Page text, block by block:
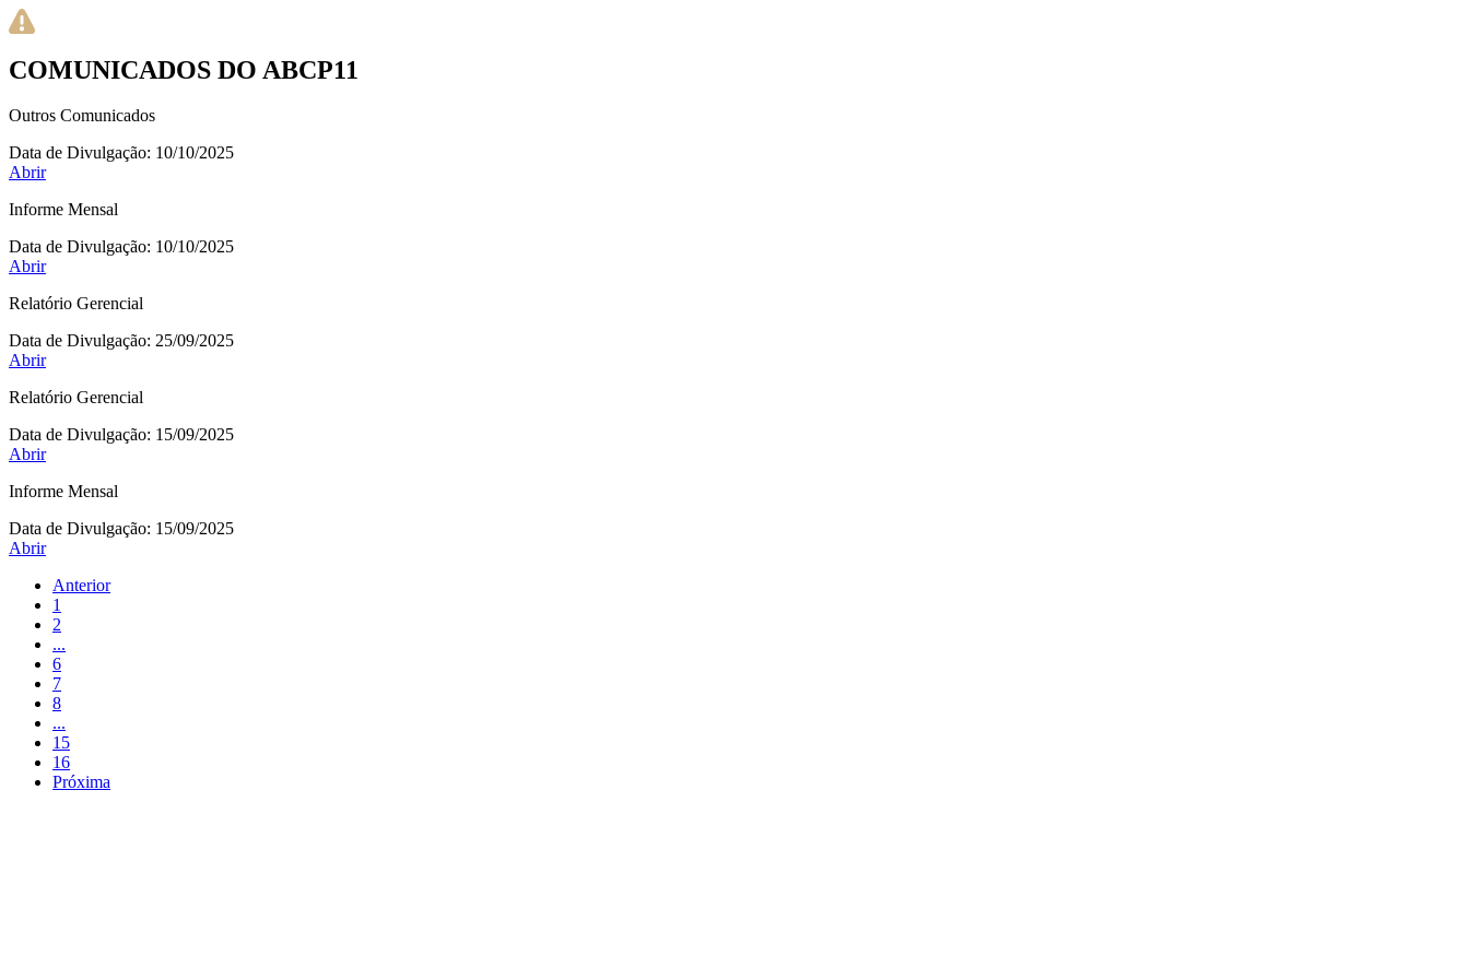
COMUNICADOS DO ABCP11
Outros Comunicados
Data de Divulgação: 10/10/2025
Abrir
Informe Mensal
Data de Divulgação: 10/10/2025
Abrir
Relatório Gerencial
Data de Divulgação: 25/09/2025
Abrir
Relatório Gerencial
Data de Divulgação: 15/09/2025
Abrir
Informe Mensal
Data de Divulgação: 15/09/2025
Abrir
Anterior
1
2
...
6
7
8
...
15
16
Próxima